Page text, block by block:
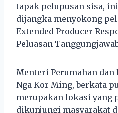
tapak pelupusan sisa,
dijangka menyokong
Extended Producer
Peluasan
Menteri Perumahan dan
Nga Kor Ming, berkata
merupakan lokasi yang
dikunjungi masyarakat